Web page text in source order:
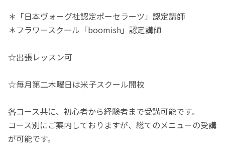
＊「日本ヴォーグ社認定ポーセラーツ」認定講師
＊フラワースクール「boomish」認定講師
☆出張レッスン可
☆毎月第二木曜日は米子スクール開校
各コース共に、初心者から経験者まで受講可能です。
コース別にご案内しておりますが、総てのメニューの受講
が可能です。